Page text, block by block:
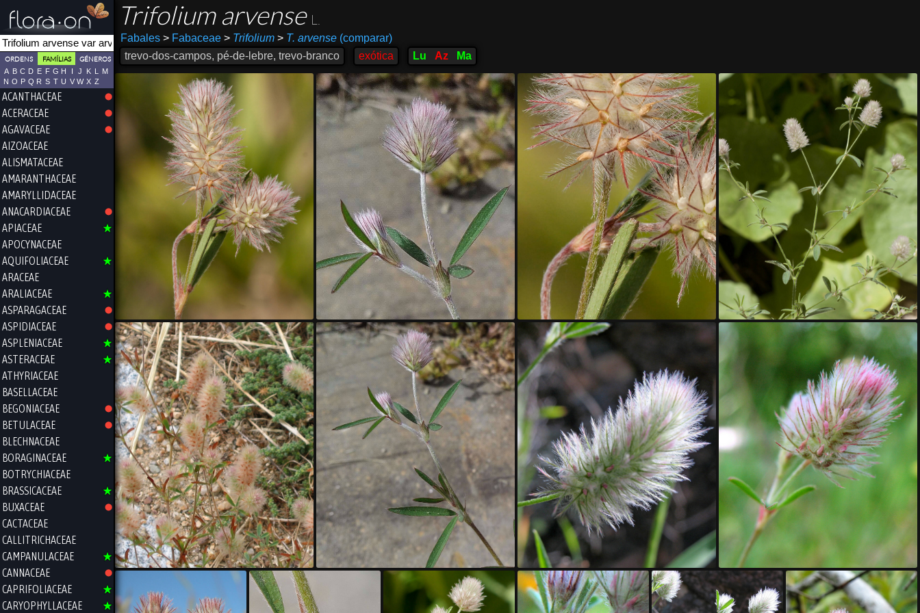
ORDENS FAMÍLIAS GÉNEROS
A B C D E F G H I J K L
M
N O P Q R S T U V W X Z
ACANTHACEAE
ACERACEAE
AGAVACEAE
AIZOACEAE
ALISMATACEAE
AMARANTHACEAE
AMARYLLIDACEAE
ANACARDIACEAE
APIACEAE
APOCYNACEAE
AQUIFOLIACEAE
ARACEAE
ARALIACEAE
ASPARAGACEAE
ASPIDIACEAE
ASPLENIACEAE
ASTERACEAE
ATHYRIACEAE
BASELLACEAE
BEGONIACEAE
BETULACEAE
BLECHNACEAE
BORAGINACEAE
BOTRYCHIACEAE
BRASSICACEAE
BUXACEAE
CACTACEAE
CALLITRICHACEAE
CAMPANULACEAE
CANNACEAE
CAPRIFOLIACEAE
CARYOPHYLLACEAE
Trifolium arvense
Fabales >Fabaceae > Trifolium > T. arvense(comparar)
trevo-dos-campos, pé-de-lebre, trevo-branco
exótica Lu Az Ma